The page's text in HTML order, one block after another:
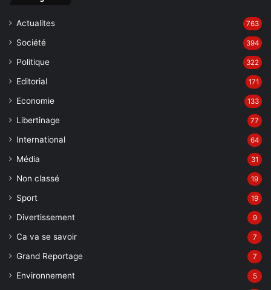
Actualites 763
Société 394
Politique 322
Editorial 171
Economie 133
Libertinage 77
International 64
Média 31
Non classé 19
Sport 19
Divertissement 9
Ca va se savoir 7
Grand Reportage 7
Environnement 5